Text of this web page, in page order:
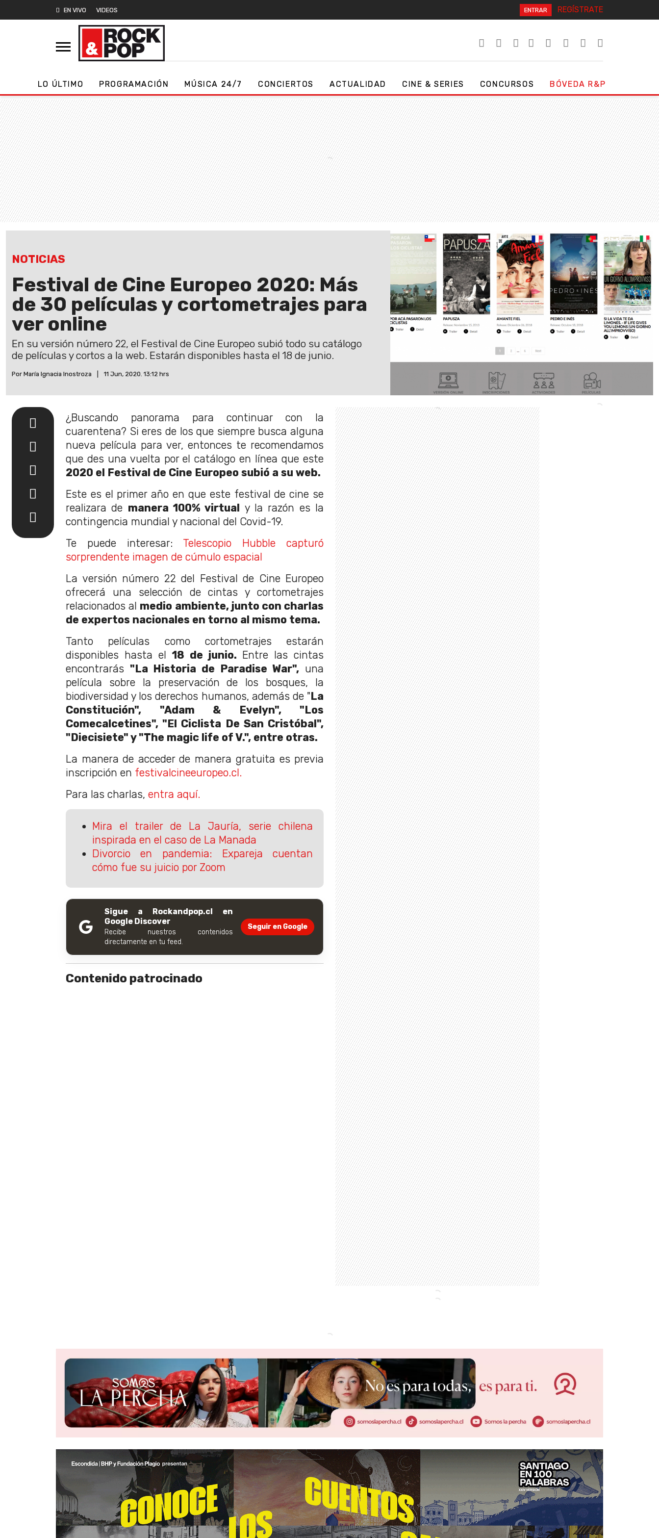
EN VIVO VIDEOS ENTRAR REGÍSTRATE
LO ÚLTIMO PROGRAMACIÓN MÚSICA 24/7 CONCIERTOS ACTUALIDAD CINE & SERIES CONCURSOS BÓVEDA R&P
NOTICIAS
Festival de Cine Europeo 2020: Más
de 30 películas y cortometrajes para
ver online
En su versión número 22, el Festival de Cine Europeo subió todo su catálogo
de películas y cortos a la web. Estarán disponibles hasta el 18 de junio.
Por María Ignacia Inostroza 11 Jun, 2020. 13:12 hrs
¿Buscando panorama para continuar con la
cuarentena? Si eres de los que siempre busca alguna
nueva película para ver, entonces te recomendamos
que des una vuelta por el catálogo en línea que este
2020 el Festival de Cine Europeo subió a su web.
Este es el primer año en que este festival de cine se
realizara de manera 100% virtual y la razón es la
contingencia mundial y nacional del Covid-19.
Te puede interesar: Telescopio Hubble capturó
sorprendente imagen de cúmulo espacial
La versión número 22 del Festival de Cine Europeo
ofrecerá una selección de cintas y cortometrajes
relacionados al medio ambiente, junto con charlas
de expertos nacionales en torno al mismo tema.
Tanto películas como cortometrajes estarán
disponibles hasta el18 de junio. Entre las cintas
encontrarás "La Historia de Paradise War", una
película sobre la preservación de los bosques, la
biodiversidad y los derechos humanos, además de "La
Constitución", "Adam & Evelyn", "Los
Comecalcetines", "El Ciclista De San Cristóbal",
"Diecisiete" y "The magic life of V.", entre otras.
La manera de acceder de manera gratuita es previa
inscripción en festivalcineeuropeo.cl.
Para las charlas, entra aquí.
Mira el trailer de La Jauría, serie chilena
inspirada en el caso de La Manada
Divorcio en pandemia: Expareja cuentan
cómo fue su juicio por Zoom
Sigue a Rockandpop.cl en
Google Discover
Recibe nuestros contenidos
directamente en tu feed.
Seguir en Google
Contenido patrocinado